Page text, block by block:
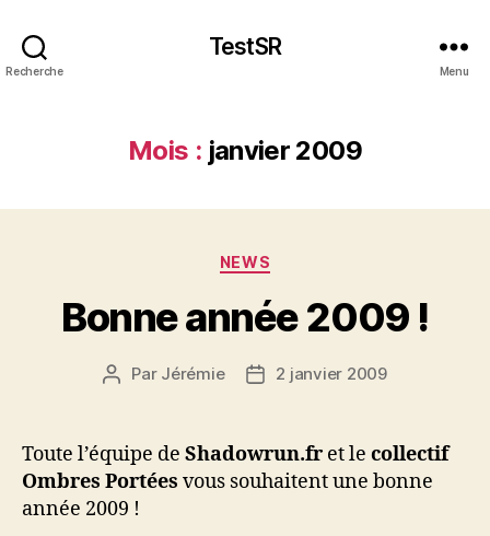
Recherche
TestSR
Menu
Mois : janvier 2009
Catégories
NEWS
Bonne année 2009 !
Auteur
Par Jérémie
Date2 janvier 2009
Toute l’équipe de Shadowrun.fr et le collectif
Ombres Portées vous souhaitent une bonne
année 2009 !